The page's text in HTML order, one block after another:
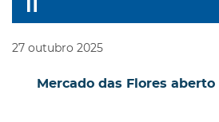
27 outubro 2025
Mercado das Flores aberto